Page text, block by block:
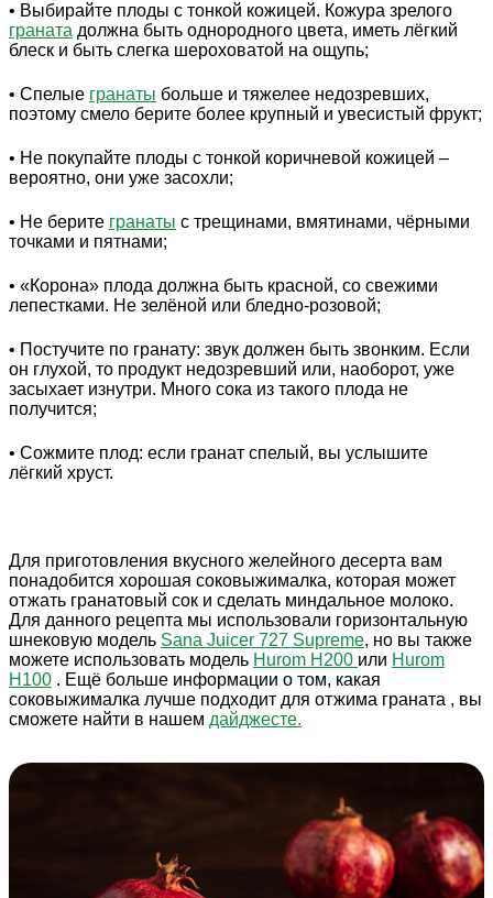
• Выбирайте плоды с тонкой кожицей. Кожура зрелого
граната должна быть однородного цвета, иметь лёгкий
блеск и быть слегка шероховатой на ощупь;
• Спелые гранаты больше и тяжелее недозревших,
поэтому смело берите более крупный и увесистый фрукт;
• Не покупайте плоды с тонкой коричневой кожицей –
вероятно, они уже засохли;
• Не берите гранаты с трещинами, вмятинами, чёрными
точками и пятнами;
• «Корона» плода должна быть красной, со свежими
лепестками. Не зелёной или бледно-розовой;
• Постучите по гранату: звук должен быть звонким. Если
он глухой, то продукт недозревший или, наоборот, уже
засыхает изнутри. Много сока из такого плода не
получится;
• Сожмите плод: если гранат спелый, вы услышите
лёгкий хруст.
Для приготовления вкусного желейного десерта вам
понадобится хорошая соковыжималка, которая может
отжать гранатовый сок и сделать миндальное молоко.
Для данного рецепта мы использовали горизонтальную
шнековую модель Sana Juicer 727 Supreme, но вы также
можете использовать модель Hurom H200 или Hurom
H100 . Ещё больше информации о том, какая
соковыжималка лучше подходит для отжима граната , вы
сможете найти в нашем дайджесте.